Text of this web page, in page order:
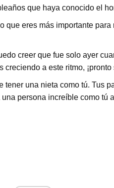
que haya conocido el
que eres más importante
creer que fue solo ayer
a este ritmo,
tener una nieta como tú. Tus
persona increíble como tú